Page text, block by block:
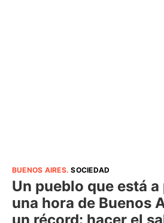
BUENOS AIRES.SOCIEDAD
Un pueblo que está
una hora de Buenos